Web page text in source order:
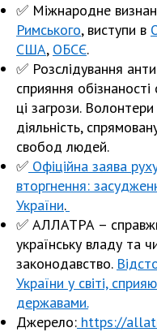
✅ Міжнародне
Римського, виступи в
США, ОБСЄ.
✅ Розслідування
сприяння обізнаності
ці загрози.
діяльність,
свобод людей.
✅ Офіційна заява
вторгнення:
України.
✅ АЛЛАТРА –
українську владу та
законодавство.
України у світі,
державами.
Джерело: https://